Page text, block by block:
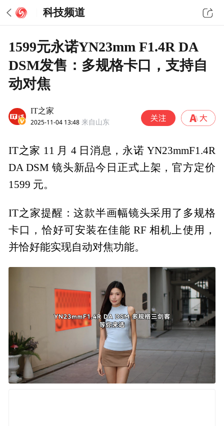
科技频道
1599元永诺YN23mm F1.4R DA
DSM发售：多规格卡口，支持自
动对焦
IT之家
2025-11-04 13:48 来自山东
IT之家 11 月 4 日消息，永诺 YN23mmF1.4R
DA DSM 镜头新品今日正式上架，官方定价
1599 元。
IT之家提醒：这款半画幅镜头采用了多规格
卡口，恰好可安装在佳能 RF 相机上使用，
并恰好能实现自动对焦功能。